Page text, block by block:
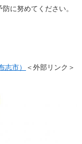
に努めてください。
市） ＜外部リンク＞